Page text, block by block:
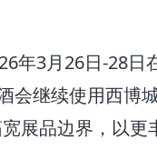
年3月26日-28日
会继续使用西博
展品边界，以更